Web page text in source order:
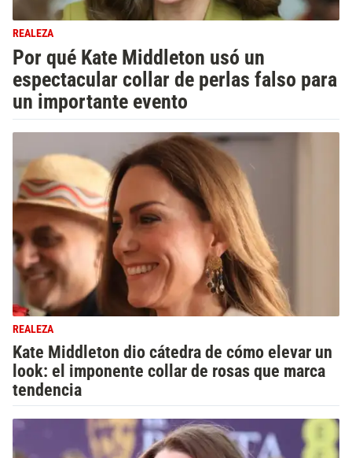
REALEZA
Por qué Kate Middleton usó un
espectacular collar de perlas falso para
un importante evento
REALEZA
Kate Middleton dio cátedra de cómo elevar un
look: el imponente collar de rosas que marca
tendencia